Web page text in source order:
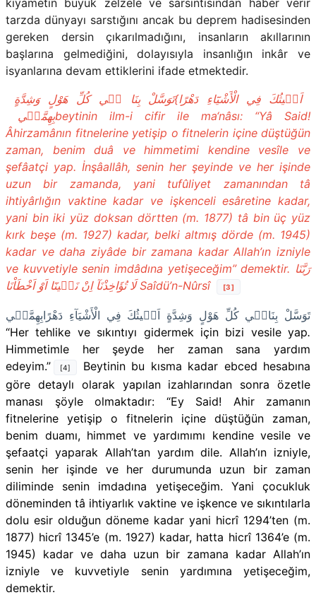
tarzda dünyayı sarstığını ancak bu deprem hadisesinden
gereken dersin çıkarılmadığını, insanların akıllarının
başlarına gelmediğini, dolayısıyla insanlığın inkâr ve
isyanlarına devam ettiklerini ifade etmektedir.
تَوَسَّلْ بِنَا ف۪ي كُلِّ هَوْلٍ وَشِدَّةٍ{اَغ۪يثُكَ فِي الْأَشْيَٓاءِ دَهْرًا
بِهِمَّت۪يbeytinin ilm-i cifir ile ma‘nâsı: “Yâ Said!
Âhirzamânın fitnelerine yetişip o fitnelerin içine düştüğün
zaman, benim duâ ve himmetimi kendine vesîle ve
şefâatçi yap. İnşâallâh, senin her şeyinde ve her işinde
uzun bir zamanda, yani tufûliyet zamanından tâ
ihtiyârlığın vaktine kadar ve işkenceli esâretine kadar,
yani bin iki yüz doksan dörtten (m. 1877) tâ bin üç yüz
kırk beşe (m. 1927) kadar, belki altmış dörde (m. 1945)
kadar ve daha ziyâde bir zamana kadar Allah’ın izniyle
ve kuvvetiyle senin imdâdına yetişeceğim” demektir.
لَا تُؤَاخِذْنَآ اِنْ نَس۪ينَٓا اَوْ اَخْطَاْنَاSaîdü’n-Nûrsî [3]
اَغ۪يثُكَ فِي الْأَشْيَآءِ دَهْرًابِهِمَّت۪ي تَوَسَّلْ بِنَاف۪ي كُلِّ هَوْلٍ وَشِدَّةٍ
“Her tehlike ve sıkıntıyı gidermek için bizi vesile yap.
Himmetimle her şeyde her zaman sana yardım
edeyim.”
[4]
Beytinin bu kısma kadar ebced hesabına
göre detaylı olarak yapılan izahlarından sonra özetle
manası şöyle olmaktadır: “Ey Said! Ahir zamanın
fitnelerine yetişip o fitnelerin içine düştüğün zaman,
benim duamı, himmet ve yardımımı kendine vesile ve
şefaatçi yaparak Allah’tan yardım dile. Allah’ın izniyle,
senin her işinde ve her durumunda uzun bir zaman
diliminde senin imdadına yetişeceğim. Yani çocukluk
döneminden tâ ihtiyarlık vaktine ve işkence ve sıkıntılarla
dolu esir olduğun döneme kadar yani hicrî 1294’ten (m.
1877) hicrî 1345’e (m. 1927) kadar, hatta hicrî 1364’e (m.
1945) kadar ve daha uzun bir zamana kadar Allah’ın
izniyle ve kuvvetiyle senin yardımına yetişeceğim,
demektir.